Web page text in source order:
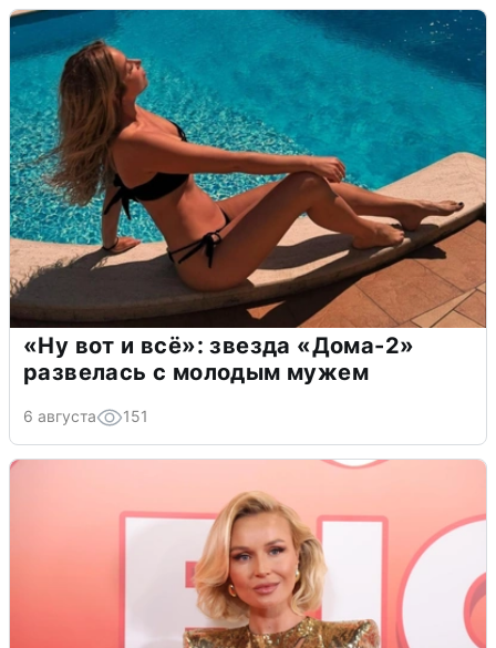
«Ну вот и всё»: звезда «Дома-2»
развелась с молодым мужем
6 августа 151